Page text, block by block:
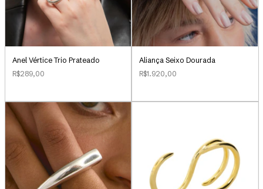
Anel Vértice Trio Prateado
R$289,00
Aliança Seixo Dourada
R$1.920,00